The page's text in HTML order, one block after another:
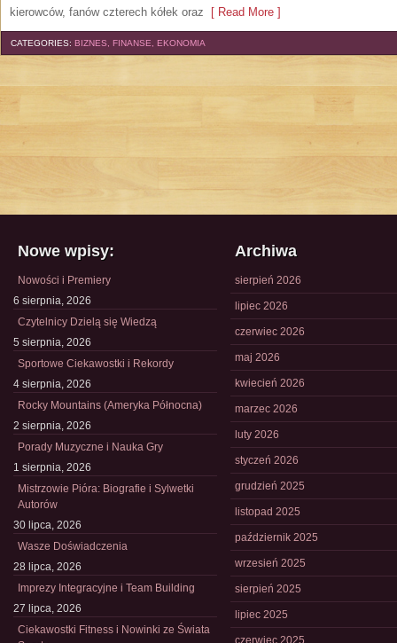
kierowców, fanów czterech kółek oraz [ Read More ]
CATEGORIES: BIZNES, FINANSE, EKONOMIA
Nowe wpisy:
Nowości i Premiery
6 sierpnia, 2026
Czytelnicy Dzielą się Wiedzą
5 sierpnia, 2026
Sportowe Ciekawostki i Rekordy
4 sierpnia, 2026
Rocky Mountains (Ameryka Północna)
2 sierpnia, 2026
Porady Muzyczne i Nauka Gry
1 sierpnia, 2026
Mistrzowie Pióra: Biografie i Sylwetki
Autorów
30 lipca, 2026
Wasze Doświadczenia
28 lipca, 2026
Imprezy Integracyjne i Team Building
27 lipca, 2026
Ciekawostki Fitness i Nowinki ze Świata
Archiwa
sierpień 2026
lipiec 2026
czerwiec 2026
maj 2026
kwiecień 2026
marzec 2026
luty 2026
styczeń 2026
grudzień 2025
listopad 2025
październik 2025
wrzesień 2025
sierpień 2025
lipiec 2025
czerwiec 2025